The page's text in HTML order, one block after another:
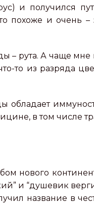
и получился
похоже и очень –
– рута. А чаще мне
то из разряда
обладает
в том числе
нового
и “душевик
название в